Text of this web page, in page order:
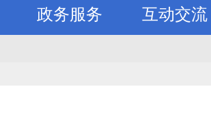
政务服务 互动交流